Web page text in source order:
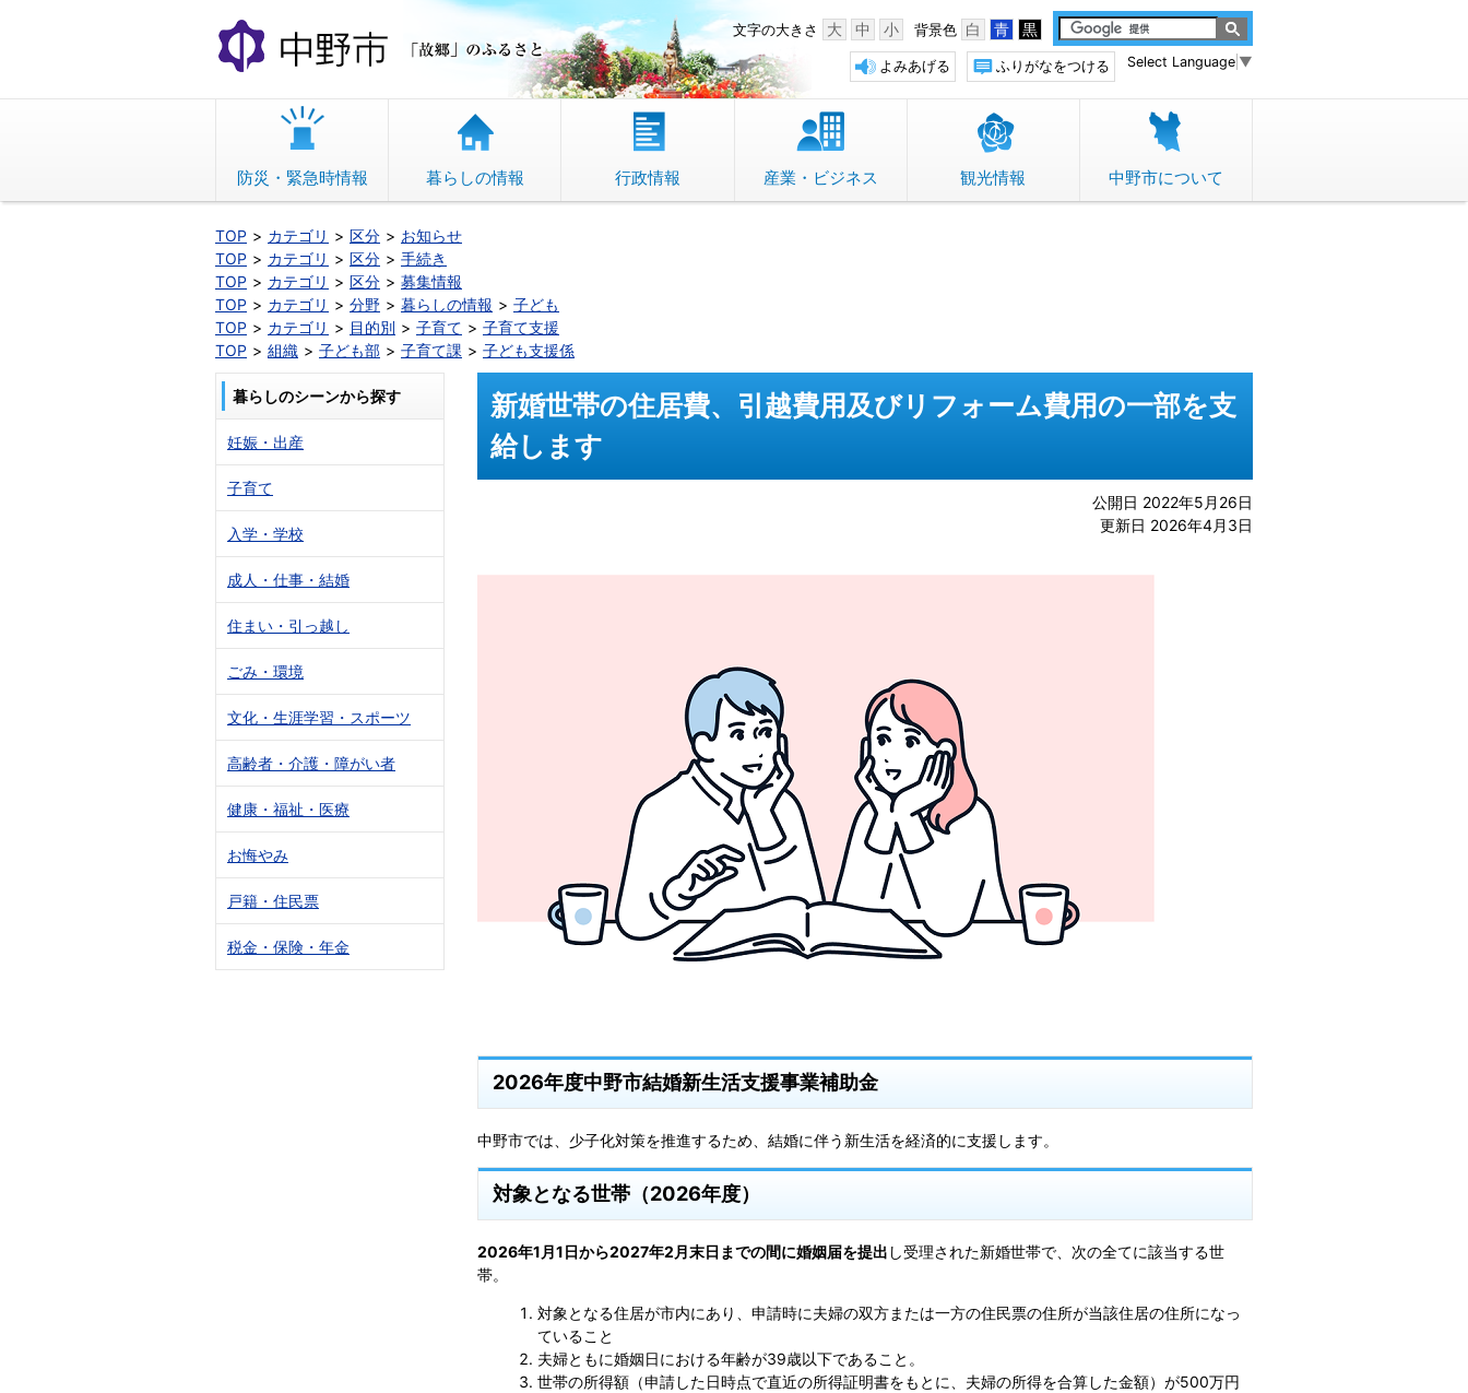
文
へ
動
中野市 「故郷」のふるさと 背景色 白 青 黒
文字の大きさ 大 中 小
Select Language ▼
ふりがなをつける
よみあげる
防災・緊急時情報 暮らしの情報 行政情報 産業・ビジネス 観光情報 中野市について
TOP カテゴリ 区分
お知らせ
TOP
カテゴリ 区分
手続き
TOP
カテゴリ 区分
募集情報
TOP
カテゴリ 分野 暮らしの情報
子ども
TOP
カテゴリ 目的別 子育て
子育て支援
TOP
組織 子ども部 子育て課 子ども支援係
新婚世帯の住居費、引越費用及びリフォーム費用の一部を支
給します
公開日 2022年5月26日
更新日 2026年4月3日
2026年度中野市結婚新生活支援事業補助金
中野市では、少子化対策を推進するため、結婚に伴う新生活を経済的に支援します。
対象となる世帯（2026年度）
2026年1月1日から2027年2月末日までの間に婚姻届を提出 し受理された新婚世帯で、次の全てに該当する世
帯。
対象となる住居が市内にあり、申請時に夫婦の双方または一方の住民票の住所が当該住居の住所になっ
ていること
夫婦ともに婚姻日における年齢が39歳以下であること。
世帯の所得額（申請した日時点で直近の所得証明書をもとに、夫婦の所得を合算した金額）が500万円
暮らしのシーンから探す
妊娠・出産
子育て
入学・学校
成人・仕事・結婚
住まい・引っ越し
ごみ・環境
文化・生涯学習・スポーツ
高齢者・介護・障がい者
健康・福祉・医療
お悔やみ
戸籍・住民票
税金・保険・年金